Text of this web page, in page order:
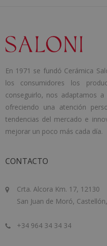
En 1971 se fundó Cerámica
los consumidores los
conseguirlo, nos adaptamos
ofreciendo una atención
tendencias del mercado e
mejorar un poco más cada día.
CONTACTO
Crta. Alcora Km. 17, 12130
San Juan de Moró,
+34 964 34 34 34